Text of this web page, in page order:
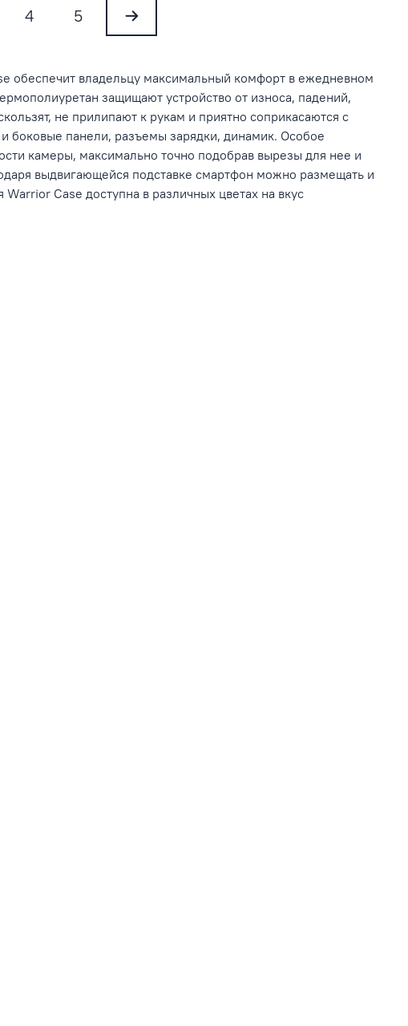
4 5
обеспечит владельцу максимальный комфорт в ежедневном
защищают устройство от износа, падений,
не прилипают к рукам и приятно соприкасаются с
боковые панели, разъемы зарядки, динамик. Особое
камеры, максимально точно подобрав вырезы для нее и
выдвигающейся подставке смартфон можно размещать и
Case доступна в различных цветах на вкус